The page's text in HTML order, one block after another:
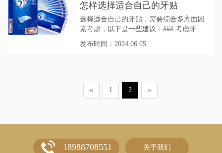
怎样选择适合自己的牙贴
选择适合自己的牙贴，需要综合多方面因
素考虑，以下是一些建议：### 考虑牙齿
状况- **牙齿颜色**：如果牙齿只是轻微的
色素沉着或表面发黄，可以选择一般性的
有高浓度过氧化氢或过氧化脲成分的产品
发布时间：2024.06.05
« 1 2 »
18988708551 关于我们